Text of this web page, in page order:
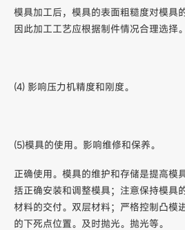
模具加工后，模具的表面粗糙度对模具
因此加工工艺应根据制件情况合理选择。
(4) 影响压力机精度和刚度。
(5)模具的使用。影响维修和保养。
正确使用。模具的维护和存储是提高模
括正确安装和调整模具；注意保持模具
材料的交付。双层材料；严格控制凸模
的下死点位置。及时抛光。抛光等。